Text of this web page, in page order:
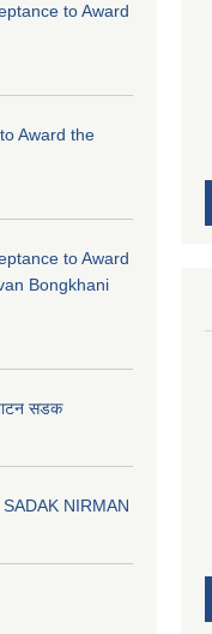
to Award
Award the
to Award
Bongkhani
सडक
NIRMAN